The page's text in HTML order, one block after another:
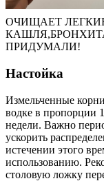
ОЧИЩАЕТ
ПРИДУМАЛИ!
Настойка
Измельченные
водке в пропорции
недели. Важно
ускорить
истечении этого
использованию.
столовую ложку